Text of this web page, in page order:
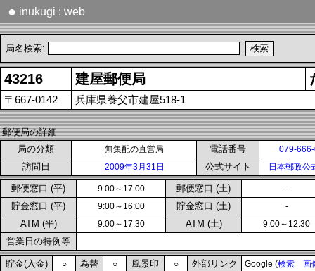
● inukugi : web
局名検索:
43216 建屋郵便局
〒667-0142 兵庫県養父市建屋518-1
郵便局の詳細
局の分類
無集配の直営局 電話番号 079-
訪問日 2009年3月31日 公式サイト 日本郵政公
郵便窓口 (平) 9:00～17:00 郵便窓口 (土) -
貯金窓口 (平) 9:00～16:00 貯金窓口 (土) -
ATM (平) 9:00～17:30 ATM (土) 9:00～12:30
営業日の特例等
貯金(入金) ○ 為替 ○ 風景印 ○ 外部リンク Google (検索 画